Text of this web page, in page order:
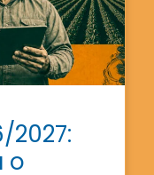
2027:
o